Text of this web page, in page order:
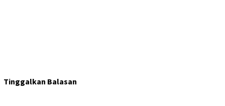
Tinggalkan Balasan